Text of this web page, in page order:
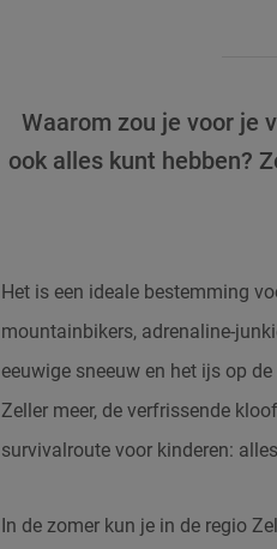
Waarom zou je voor je
ook alles kunt hebben?
Het is een ideale bestemming
mountainbikers, adrenaline-
eeuwige sneeuw en het ijs op
Zeller meer, de verfrissende
survivalroute voor kinderen:
In de zomer kun je in de regio